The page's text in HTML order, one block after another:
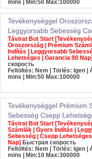
mins
| Min:50 Max:100000
Tevékenységgel
Leggyorsabb Sebesség
Távirat Bot Start
Oroszország | Prémium
Indítás | Leggyorsabb
Lehetséges | Garancia 90 Nap]
скорость
Feltöltés: Nem | Törlés: Igen |
mins
| Min:50 Max:100000
Tevékenységgel Prémium
Sebesség Csepp
Távirat Bot Start
Számlák | Gyors Indítás |
Sebesség | Csepp
Nap] Быстрая скорость
Feltöltés: Nem | Törlés: Igen |
mins
| Min:10 Max:300000